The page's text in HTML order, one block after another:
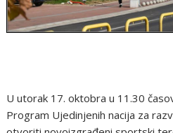
U utorak 17. oktobra u 11.30
Program Ujedinjenih nacija za